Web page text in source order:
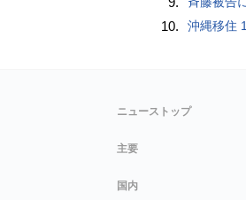
10. 沖縄移住
ニューストップ
主要
国内